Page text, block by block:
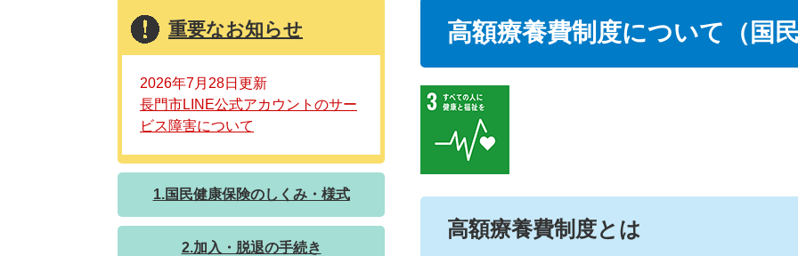
高額療養費制度について（国
高額療養費制度とは
重要なお知らせ
2026年7月28日更新
長門市LINE公式アカウントのサー
ビス障害について
1.国民健康保険のしくみ・様式
2.加入・脱退の手続き